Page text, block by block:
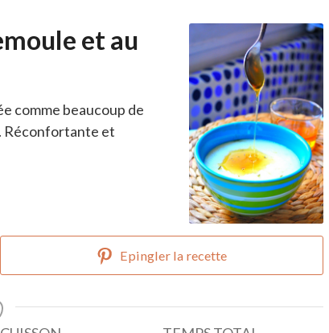
et au
comme beaucoup de
Réconfortante et
Epingler la recette